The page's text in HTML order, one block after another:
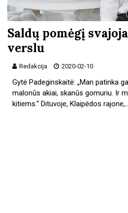
Saldų pomėgį
verslu
Redakcija 2020-02-10
Gytė Padeginskaitė: „Man patinka
malonūs akiai, skanūs gomuriu. Ir
kitiems.“ Dituvoje, Klaipėdos